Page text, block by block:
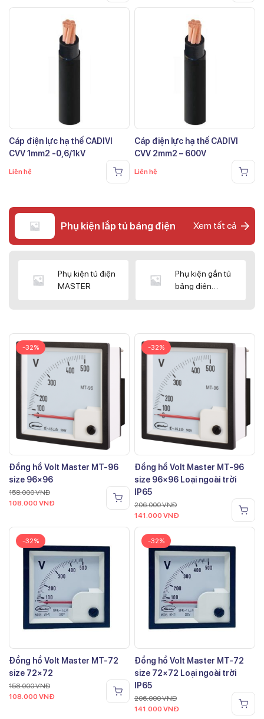
Cáp điện lực hạ thế CADIVI
CVV 1mm2 -0,6/1kV
Liên hệ
Cáp điện lực hạ thế CADIVI
CVV 2mm2 – 600V
Liên hệ
Phụ kiện lắp tủ bảng điện Xem tất cả
Phụ kiện tủ điện
MASTER
Phụ kiện gắn tủ
bảng điện
-32%
Đồng hồ Volt Master MT-96
size 96×96
158.000VNĐ
108.000 VNĐ
-32%
Đồng hồ Volt Master MT-96
size 96×96 Loại ngoài trời
IP65
206.000VNĐ
141.000 VNĐ
-32%
Đồng hồ Volt Master MT-72
size 72×72
158.000VNĐ
108.000 VNĐ
-32%
Đồng hồ Volt Master MT-72
size 72×72 Loại ngoài trời
IP65
206.000VNĐ
141.000 VNĐ